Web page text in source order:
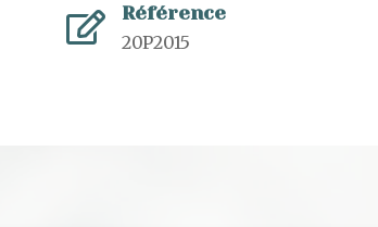

Référence
20P2015